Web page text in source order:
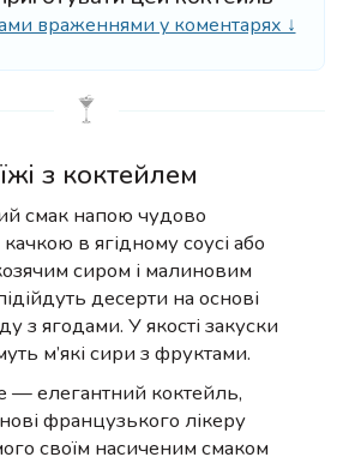
враженнями у коментарях ↓
з коктейлем
смак напою чудово
в ягідному соусі або
сиром і малиновим
десерти на основі
з ягодами. У якості закуски
м’які сири з фруктами.
— елегантний коктейль,
французького лікеру
своїм насиченим смаком